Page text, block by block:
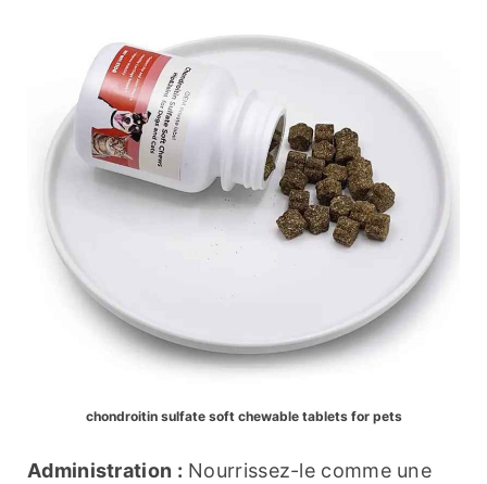
chondroitin sulfate soft chewable tablets for pets
Administration : Nourrissez-le comme une